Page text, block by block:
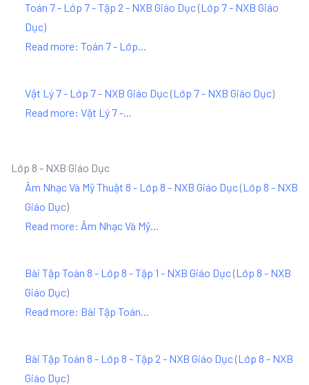
Toán 7 - Lớp 7 - Tập 2 - NXB Giáo Dục(Lớp 7 - NXB Giáo
Dục)
Read more: Toán 7 - Lớp...
Vật Lý 7 - Lớp 7 - NXB Giáo Dục(Lớp 7 - NXB Giáo Dục)
Read more: Vật Lý 7 -...
Lớp 8 - NXB Giáo Dục
Âm Nhạc Và Mỹ Thuật 8 - Lớp 8 - NXB Giáo Dục(Lớp 8 - NXB
Giáo Dục)
Read more: Âm Nhạc Và Mỹ...
Bài Tập Toán 8 - Lớp 8 - Tập 1 - NXB Giáo Dục(Lớp 8 - NXB
Giáo Dục)
Read more: Bài Tập Toán...
Bài Tập Toán 8 - Lớp 8 - Tập 2 - NXB Giáo Dục(Lớp 8 - NXB
Giáo Dục)